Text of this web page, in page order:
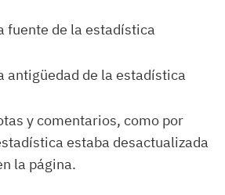
fuente de la estadística
antigüedad de la estadística
y comentarios, como por
estaba desactualizada
la página.